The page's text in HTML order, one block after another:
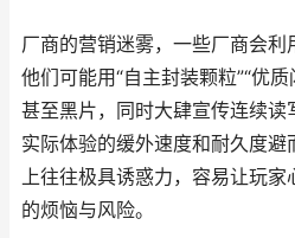
厂商的营销迷雾，一些厂商会利
他们可能用“自主封装颗粒”“优
甚至黑片，同时大肆宣传连续读
实际体验的缓外速度和耐久度
上往往极具诱惑力，容易让玩家
的烦恼与风险。